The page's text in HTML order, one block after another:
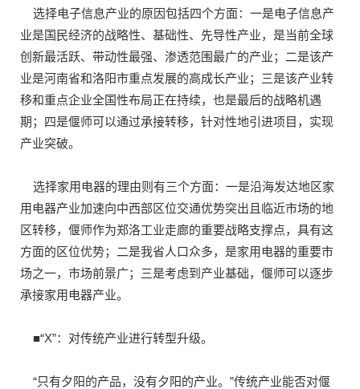
选择电子信息产业的原因包括四个方面：一是电子信息产
业是国民经济的战略性、基础性、先导性产业，是当前全球
创新最活跃、带动性最强、渗透范围最广的产业；二是该产
业是河南省和洛阳市重点发展的高成长产业；三是该产业转
移和重点企业全国性布局正在持续，也是最后的战略机遇
期；四是偃师可以通过承接转移，针对性地引进项目，实现
产业突破。
选择家用电器的理由则有三个方面：一是沿海发达地区家
用电器产业加速向中西部区位交通优势突出且临近市场的地
区转移，偃师作为郑洛工业走廊的重要战略支撑点，具有这
方面的区位优势；二是我省人口众多，是家用电器的重要市
场之一，市场前景广；三是考虑到产业基础，偃师可以逐步
承接家用电器产业。
■“X”：对传统产业进行转型升级。
“只有夕阳的产品，没有夕阳的产业。”传统产业能否对偃